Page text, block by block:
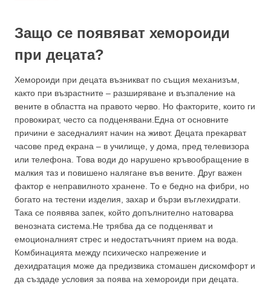
Защо се появяват хемороиди
при децата?
Хемороиди при децата възникват по същия механизъм,
както при възрастните – разширяване и възпаление на
вените в областта на правото черво. Но факторите, които ги
провокират, често са подценявани.Една от основните
причини е заседналият начин на живот. Децата прекарват
часове пред екрана – в училище, у дома, пред телевизора
или телефона. Това води до нарушено кръвообращение в
малкия таз и повишено налягане във вените. Друг важен
фактор е неправилното хранене. То е бедно на фибри, но
богато на тестени изделия, захар и бързи въглехидрати.
Така се появява запек, който допълнително натоварва
венозната система.Не трябва да се подценяват и
емоционалният стрес и недостатъчният прием на вода.
Комбинацията между психическо напрежение и
дехидратация може да предизвика стомашен дискомфорт и
да създаде условия за поява на хемороиди при децата.